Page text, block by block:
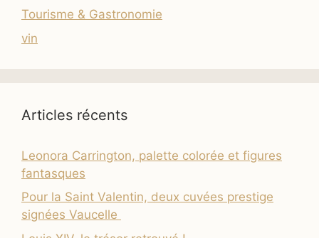
Tourisme & Gastronomie
vin
Articles récents
Leonora Carrington, palette colorée et figures
fantasques
Pour la Saint Valentin, deux cuvées prestige
signées Vaucelle